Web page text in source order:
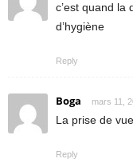
c’est quand la
d’hygiène
Reply
Boga mars 11,
La prise de
Reply